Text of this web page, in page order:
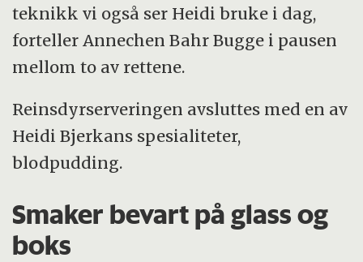
teknikk vi også ser Heidi bruke i dag,
forteller Annechen Bahr Bugge i pausen
mellom to av rettene.
Reinsdyrserveringen avsluttes med en av
Heidi Bjerkans spesialiteter,
blodpudding.
Smaker bevart på glass og
boks